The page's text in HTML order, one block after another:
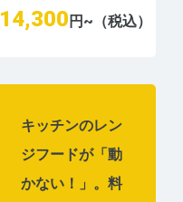
14,300 円~（税込）
キッチンのレン
ジフードが「動
かない！」。料